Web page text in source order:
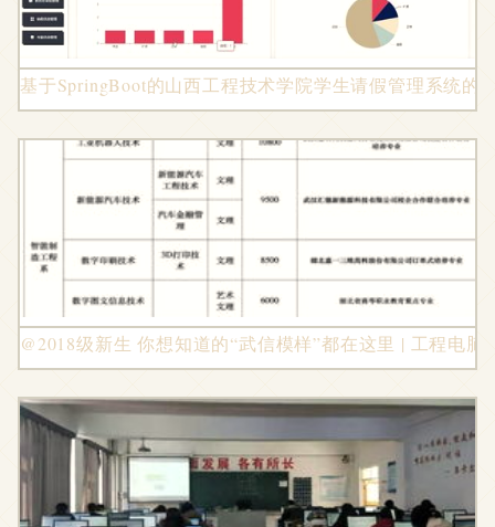
基于SpringBoot的山西工程技术学院学生请假管理系统的
@2018级新生 你想知道的“武信模样”都在这里 | 工程电脑